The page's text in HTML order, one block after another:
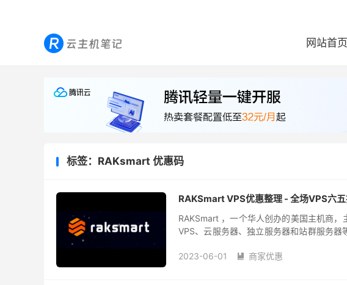
网站首页
标签：RAKsmart 优惠码
RAKSmart VPS优惠整理 - 全场VPS六
RAKSmart ，一个华人创办的美国主机商
VPS、云服务器、独立服务器和站群服务
2023-06-01
 商家优惠